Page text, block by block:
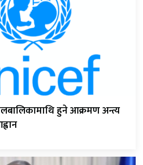
हुने आक्रमण अन्त्य